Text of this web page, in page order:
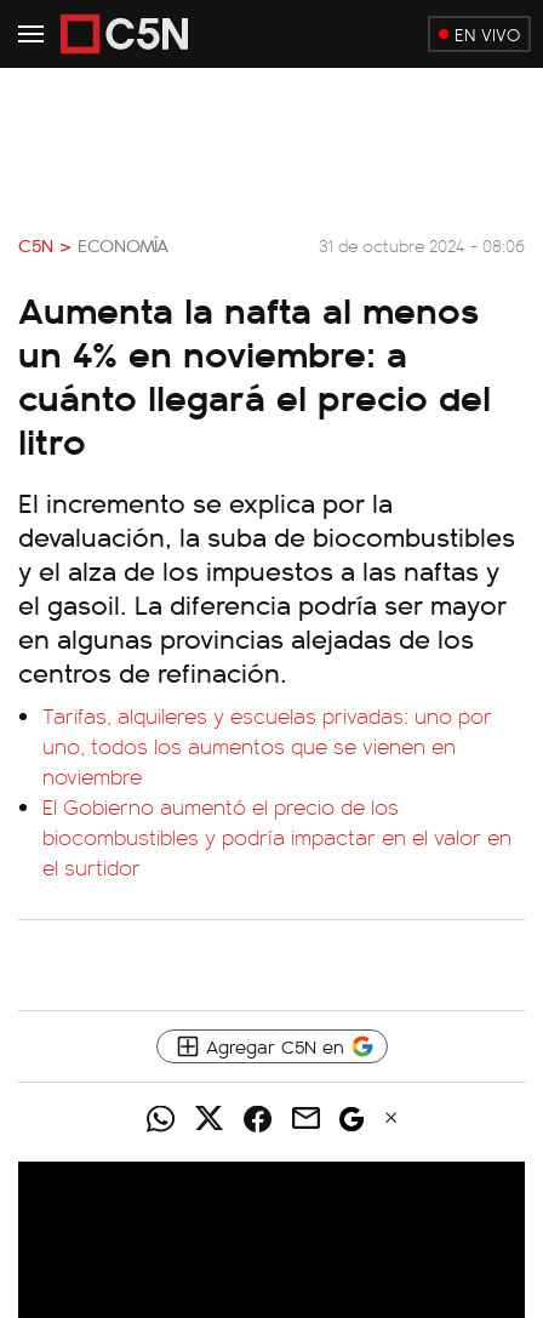
EN VIVO
C5N > ECONOMÍA 31 de octubre 2024 - 08:06
Aumenta la nafta al menos
un 4% en noviembre: a
cuánto llegará el precio del
litro
El incremento se explica por la
devaluación, la suba de biocombustibles
y el alza de los impuestos a las naftas y
el gasoil. La diferencia podría ser mayor
en algunas provincias alejadas de los
centros de refinación.
Tarifas, alquileres y escuelas privadas: uno por
uno, todos los aumentos que se vienen en
noviembre
El Gobierno aumentó el precio de los
biocombustibles y podría impactar en el valor en
el surtidor
Agregar C5N en